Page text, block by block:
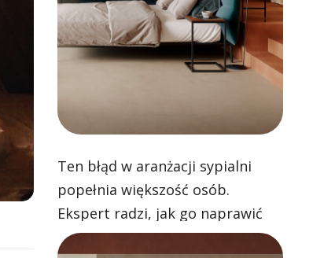
Ten błąd w aranżacji sypialni
popełnia większość osób.
Ekspert radzi, jak go naprawić